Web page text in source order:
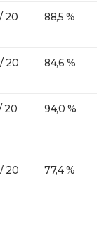
20 88,5 %
20 84,6 %
20 94,0 %
20 77,4 %